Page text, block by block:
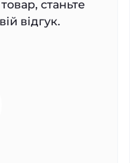
станьте
відгук.